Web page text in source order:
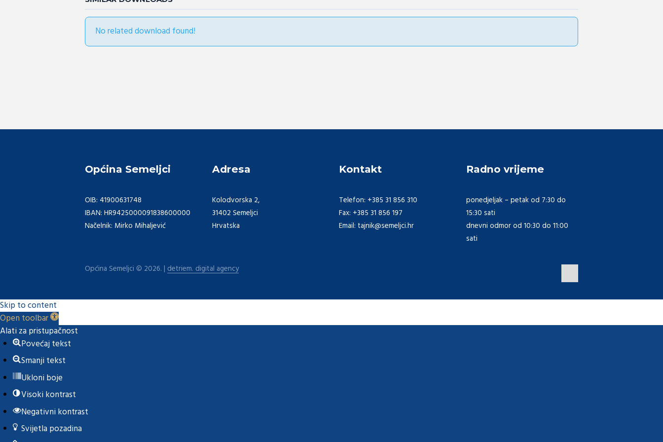
No related download found!
Općina Semeljci
OIB: 41900631748
IBAN: HR9425000091838600000
Načelnik: Mirko Mihaljević
Adresa
Kolodvorska 2,
31402 Semeljci
Hrvatska
Kontakt
Telefon: +385 31 856 310
Fax: +385 31 856 197
Email: tajnik@semeljci.hr
Radno vrijeme
ponedjeljak – petak od 7:30 do
15:30 sati
dnevni odmor od 10:30 do 11:00
sati
Općina Semeljci © 2026. | detriem. digital agency
Skip to content
Open toolbar
Alati za pristupačnost
Povećaj tekst
Smanji tekst
Ukloni boje
Visoki kontrast
Negativni kontrast
Svijetla pozadina